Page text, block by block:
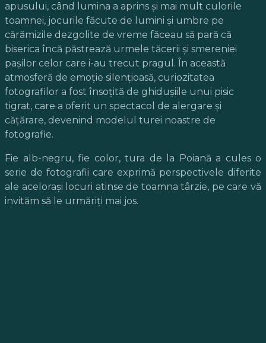
apusului, când lumina a aprins și mai mult culorile
toamnei, jocurile făcute de lumini și umbre pe
cărămizile dezgolite de vreme făceau să pară că
biserica încă păstrează urmele tăcerii și smereniei
pașilor celor care i-au trecut pragul. În această
atmosferă de emoție silențioasă, curiozitatea
fotografilor a fost însoțită de ghidușiile unui pisic
tigrat, care a oferit un spectacol de alergare și
cățărare, devenind modelul turei noastre de
fotografie.
Fie alb-negru, fie color, tura de la Poiană a cules o
serie de fotografii care exprimă perspectivele diferite
ale acelorași locuri atinse de toamna târzie, pe care vă
invităm să le urmăriți mai jos.